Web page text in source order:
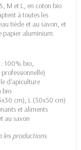
M et L, en coton bio
à toutes les
tiède et au savon, et
papier aluminium.
: 100% bio,
d'apiculture
bio
cm), L (30x50 cm)
et aliments
au savon
les productions